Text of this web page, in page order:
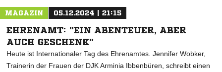
MAGAZIN 05.12.2024 | 21:15
EHRENAMT: "EIN ABENTEUER, ABER
AUCH GESCHENK"
Heute ist Internationaler Tag des Ehrenamtes. Jennifer Wobker,
Trainerin der Frauen der DJK Arminia Ibbenbüren, schreibt einen